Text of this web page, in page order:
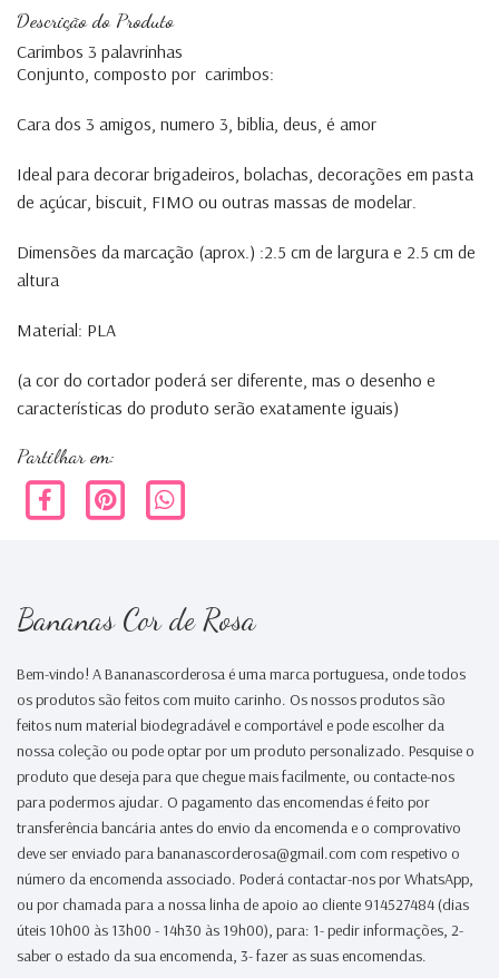
Descrição do Produto
Carimbos 3 palavrinhas
Conjunto, composto por carimbos:
Cara dos 3 amigos, numero 3, biblia, deus, é amor
Ideal para decorar brigadeiros, bolachas, decorações em pasta
de açúcar, biscuit, FIMO ou outras massas de modelar.
Dimensões da marcação (aprox.) :2.5 cm de largura e 2.5 cm de
altura
Material: PLA
(a cor do cortador poderá ser diferente, mas o desenho e
características do produto serão exatamente iguais)
Partilhar em:
Bananas Cor de Rosa
Bem-vindo! A Bananascorderosa é uma marca portuguesa, onde todos
os produtos são feitos com muito carinho. Os nossos produtos são
feitos num material biodegradável e comportável e pode escolher da
nossa coleção ou pode optar por um produto personalizado. Pesquise o
produto que deseja para que chegue mais facilmente, ou contacte-nos
para podermos ajudar. O pagamento das encomendas é feito por
transferência bancária antes do envio da encomenda e o comprovativo
deve ser enviado para bananascorderosa@gmail.com com respetivo o
número da encomenda associado. Poderá contactar-nos por WhatsApp,
ou por chamada para a nossa linha de apoio ao cliente 914527484 (dias
úteis 10h00 às 13h00 - 14h30 às 19h00), para: 1- pedir informações, 2-
saber o estado da sua encomenda, 3- fazer as suas encomendas.